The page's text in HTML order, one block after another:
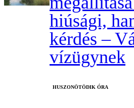
hiúsági,
kérdés –
vízügynek
HUSZONÖTÖDIK ÓRA